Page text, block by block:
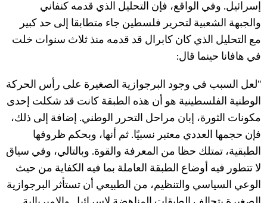
إسرائيل. وفي الواقع، فإن التحليل الذي قدمه كنفاني
والجبهة الشعبية لتحرير فلسطين جاء متطابقا إلى حد كبير
مع التحليل الذي كان كابرال قد قدمه منذ ثلاث سنوات خلت
في هافانا حينما قال:
"لعل السبب في وجود البرجوازية الصغيرة على رأس الحركة
الوطنية الفلسطينية هو أن هذه الطبقة كانت قد شكلت إحدى
مكونات الثورة، إبان مراحل التحرر الوطني. إضافة إلى ذلك،
فإن حجمها العددي معتبر نسبيًا. ثم أنها، وبحكم ظروفها
الطبقية، تمتلك حظا من المعرفة والقوة. وبالتالي، وفي سياق
لا تتطور فيه أوضاع الطبقة العاملة بما فيه الكفاية من حيث
الوعي السياسي والتنظيم، من الطبيعي أن تستأثر البرجوازية